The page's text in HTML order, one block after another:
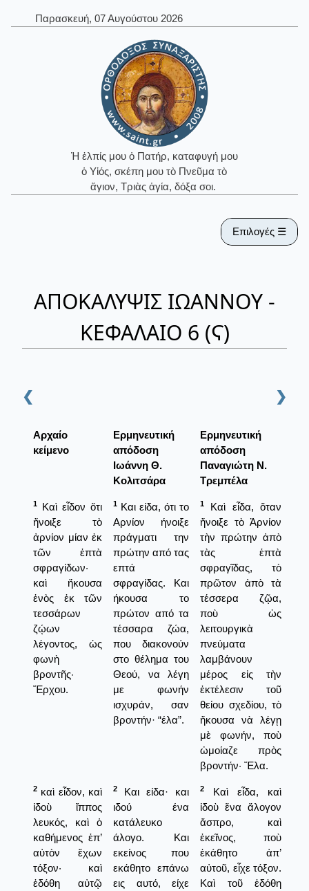
Παρασκευή, 07 Αυγούστου 2026
Ἡ ἐλπίς μου ὁ Πατήρ, καταφυγή μου
ὁ Υἱός, σκέπη μου τὸ Πνεῦμα τὸ
ἅγιον, Τριὰς ἁγία, δόξα σοι.
Επιλογές ☰
ΑΠΟΚΑΛΥΨΙΣ ΙΩΑΝΝΟΥ -
ΚΕΦΑΛΑΙΟ 6 (Ϛ)
❮ ❯
Αρχαίο
κείμενο
Ερμηνευτική
απόδοση
Ιωάννη Θ.
Κολιτσάρα
Ερμηνευτική
απόδοση
Παναγιώτη Ν.
Τρεμπέλα
1
Καὶ εἶδον ὅτι
ἤνοιξε τὸ
ἀρνίον μίαν ἐκ
τῶν ἑπτὰ
σφραγίδων·
καὶ ἤκουσα
ἑνὸς ἐκ τῶν
τεσσάρων
ζῴων
λέγοντος, ὡς
φωνὴ
βροντῆς·
Ἔρχου.
1 Και είδα, ότι το
Αρνίον ήνοιξε
πράγματι την
πρώτην από τας
επτά
σφραγίδας. Και
ήκουσα το
πρώτον από τα
τέσσαρα ζώα,
που διακονούν
στο θέλημα του
Θεού, να λέγη
με φωνήν
ισχυράν, σαν
βροντήν· “έλα”.
1
Καὶ εἶδα, ὅταν
ἤνοιξε τὸ Ἀρνίον
τὴν πρώτην ἀπὸ
τὰς ἑπτὰ
σφραγῖδας, τὸ
πρῶτον ἀπὸ τὰ
τέσσερα ζῷα,
ποὺ ὡς
λειτουργικὰ
πνεύματα
λαμβάνουν
μέρος εἰς τὴν
ἐκτέλεσιν τοῦ
θείου σχεδίου, τὸ
ἤκουσα νὰ λέγῃ
μὲ φωνήν, ποὺ
ὠμοίαζε πρὸς
βροντήν· Ἔλα.
2 καὶ εἶδον, καὶ
ἰδοὺ ἵππος
λευκός, καὶ ὁ
καθήμενος ἐπ’
αὐτὸν ἔχων
τόξον· καὶ
ἐδόθη αὐτῷ
2
Και είδα· και
ιδού ένα
κατάλευκο
άλογο. Και
εκείνος που
εκάθητο επάνω
εις αυτό, είχε
2
Καὶ εἶδα, καὶ
ἰδοὺ ἕνα ἄλογον
ἄσπρο, καὶ
ἐκεῖνος, ποὺ
ἐκάθητο ἀπ’
αὐτοῦ, εἶχε τόξον.
Καὶ τοῦ ἐδόθη